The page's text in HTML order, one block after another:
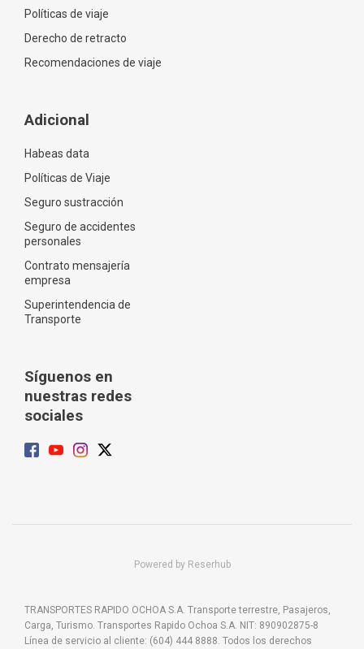
Políticas de viaje
Derecho de retracto
Recomendaciones de viaje
Adicional
Habeas data
Políticas de Viaje
Seguro sustracción
Seguro de accidentes
personales
Contrato mensajería
empresa
Superintendencia de
Transporte
Síguenos en
nuestras redes
sociales
Powered by Reserhub
TRANSPORTES RAPIDO OCHOA S.A. Transporte terrestre, Pasajeros,
Carga, Turismo. Transportes Rapido Ochoa S.A. NIT: 890902875-8
Línea de servicio al cliente: (604) 444 8888. Todos los derechos